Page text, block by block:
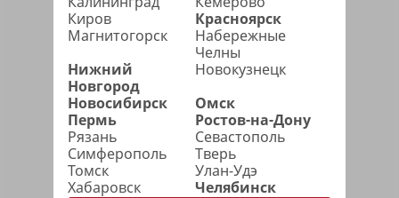
Киров
Красноярск
Магнитогорск
Набережные
Челны
Нижний
Новгород
Новокузнецк
Новосибирск
Омск
Пермь
Ростов-на-Дону
Рязань
Севастополь
Симферополь
Тверь
Томск
Улан-Удэ
Хабаровск
Челябинск